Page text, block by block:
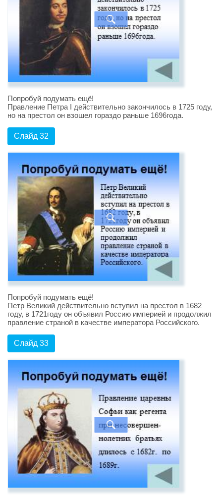
Попробуй подумать ещё!
Правление Петра I действительно закончилось в 1725 году,
но на престол он взошел гораздо раньше 1696года.
Слайд 32
Попробуй подумать ещё!
Петр Великий действительно вступил на престол в 1682
году, в 1721году он объявил Россию империей и продолжил
правление страной в качестве императора Российского.
Слайд 33